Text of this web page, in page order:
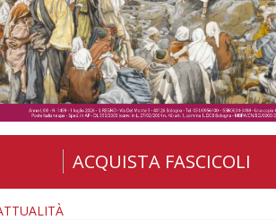
ACQUISTA FASCICOLI